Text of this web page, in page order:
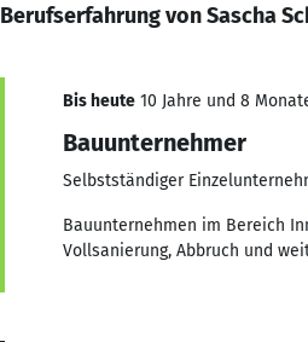
Berufserfahrung von Sascha
Bis heute 10 Jahre und 8
Bauunternehmer
Selbstständiger
Bauunternehmen im Bereich
Vollsanierung, Abbruch und